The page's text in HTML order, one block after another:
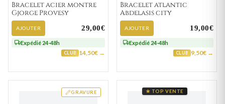
Bracelet acier montre
Gjorge Provesy
AJOUTER 29,00€
Expédié 24-48h
CLUB 14,50€ →
Bracelet atlantic
Abdelasis city
AJOUTER 19,00€
Expédié 24-48h
CLUB 9,50€ →
GRAVURE ★ TOP VENTE